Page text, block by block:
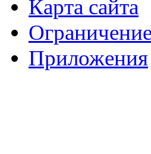
Карта сайта
Приложения